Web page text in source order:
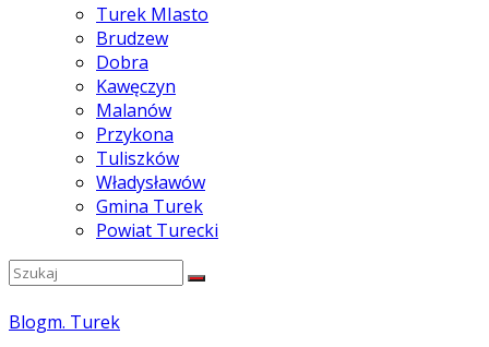
Turek MIasto
Brudzew
Dobra
Kawęczyn
Malanów
Przykona
Tuliszków
Władysławów
Gmina Turek
Powiat Turecki
Blogm. Turek